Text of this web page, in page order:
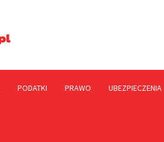
PODATKI PRAWO UBEZPIECZENIA